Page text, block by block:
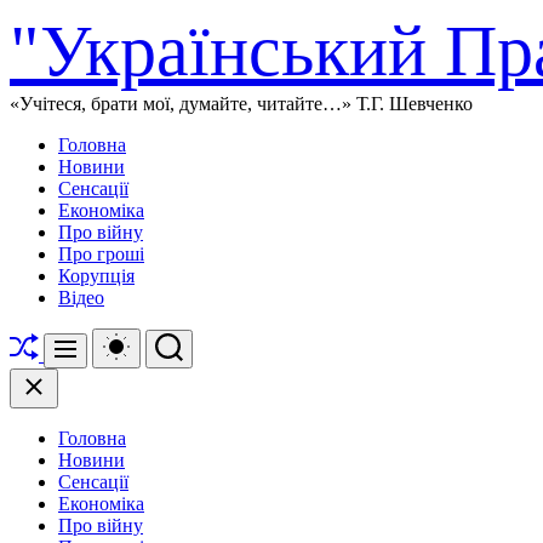
до
вмісту
"Український
«Учітеся, брати мої, думайте, читайте…» Т.Г. Шевченко
Головна
Новини
Сенсації
Економіка
Про війну
Про гроші
Корупція
Відео
Перетасувати
Меню
Перемикач
кольорового
Пошук
Закрити
Головна
Новини
Сенсації
Економіка
Про війну